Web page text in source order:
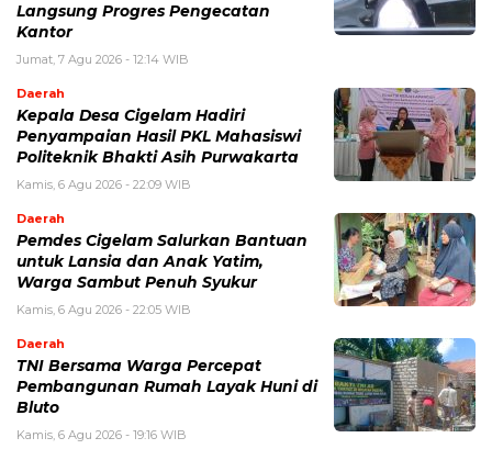
Langsung Progres Pengecatan
Kantor
Jumat, 7 Agu 2026 - 12:14 WIB
Daerah
Kepala Desa Cigelam Hadiri
Penyampaian Hasil PKL Mahasiswi
Politeknik Bhakti Asih Purwakarta
Kamis, 6 Agu 2026 - 22:09 WIB
Daerah
Pemdes Cigelam Salurkan Bantuan
untuk Lansia dan Anak Yatim,
Warga Sambut Penuh Syukur
Kamis, 6 Agu 2026 - 22:05 WIB
Daerah
TNI Bersama Warga Percepat
Pembangunan Rumah Layak Huni di
Bluto
Kamis, 6 Agu 2026 - 19:16 WIB